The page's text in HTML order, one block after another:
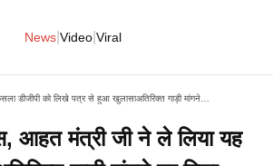
News Video Viral
आहत मंत्री जी ने ले लिया यह